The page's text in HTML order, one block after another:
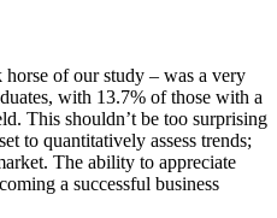
of our study – was a very
with 13.7% of those with a
This shouldn’t be too surprising
to quantitatively assess trends;
The ability to appreciate
a successful business